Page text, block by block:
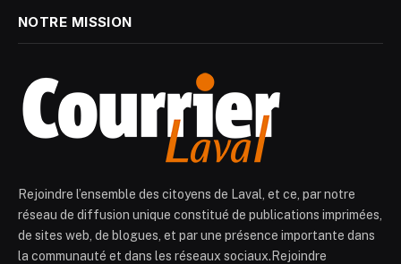
NOTRE MISSION
Rejoindre l’ensemble des citoyens de Laval, et ce, par notre
réseau de diffusion unique constitué de publications imprimées,
de sites web, de blogues, et par une présence importante dans
la communauté et dans les réseaux sociaux.Rejoindre